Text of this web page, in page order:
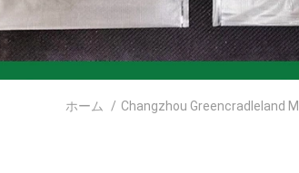
ホーム / Changzhou Greencradleland